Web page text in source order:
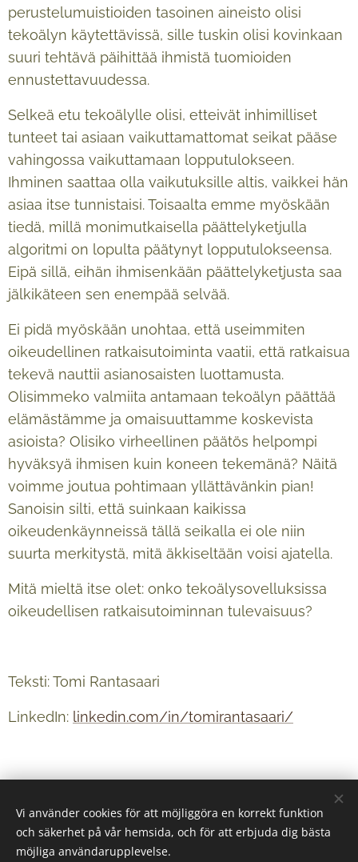
perustelumuistioiden tasoinen aineisto olisi
tekoälyn käytettävissä, sille tuskin olisi kovinkaan
suuri tehtävä päihittää ihmistä tuomioiden
ennustettavuudessa.
Selkeä etu tekoälylle olisi, etteivät inhimilliset
tunteet tai asiaan vaikuttamattomat seikat pääse
vahingossa vaikuttamaan lopputulokseen.
Ihminen saattaa olla vaikutuksille altis, vaikkei hän
asiaa itse tunnistaisi. Toisaalta emme myöskään
tiedä, millä monimutkaisella päättelyketjulla
algoritmi on lopulta päätynyt lopputulokseensa.
Eipä sillä, eihän ihmisenkään päättelyketjusta saa
jälkikäteen sen enempää selvää.
Ei pidä myöskään unohtaa, että useimmiten
oikeudellinen ratkaisutoiminta vaatii, että ratkaisua
tekevä nauttii asianosaisten luottamusta.
Olisimmeko valmiita antamaan tekoälyn päättää
elämästämme ja omaisuuttamme koskevista
asioista? Olisiko virheellinen päätös helpompi
hyväksyä ihmisen kuin koneen tekemänä? Näitä
voimme joutua pohtimaan yllättävänkin pian!
Sanoisin silti, että suinkaan kaikissa
oikeudenkäynneissä tällä seikalla ei ole niin
suurta merkitystä, mitä äkkiseltään voisi ajatella.
Mitä mieltä itse olet: onko tekoälysovelluksissa
oikeudellisen ratkaisutoiminnan tulevaisuus?
Teksti: Tomi Rantasaari
LinkedIn: linkedin.com/in/tomirantasaari/
Vi använder cookies för att möjliggöra en korrekt funktion
och säkerhet på vår hemsida, och för att erbjuda dig bästa
möjliga användarupplevelse.